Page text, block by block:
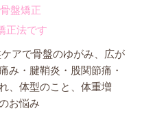
盤矯正
正法です
アで骨盤のゆがみ、広が
み・腱鞘炎・股関節痛・
、体型のこと、体重増
お悩み